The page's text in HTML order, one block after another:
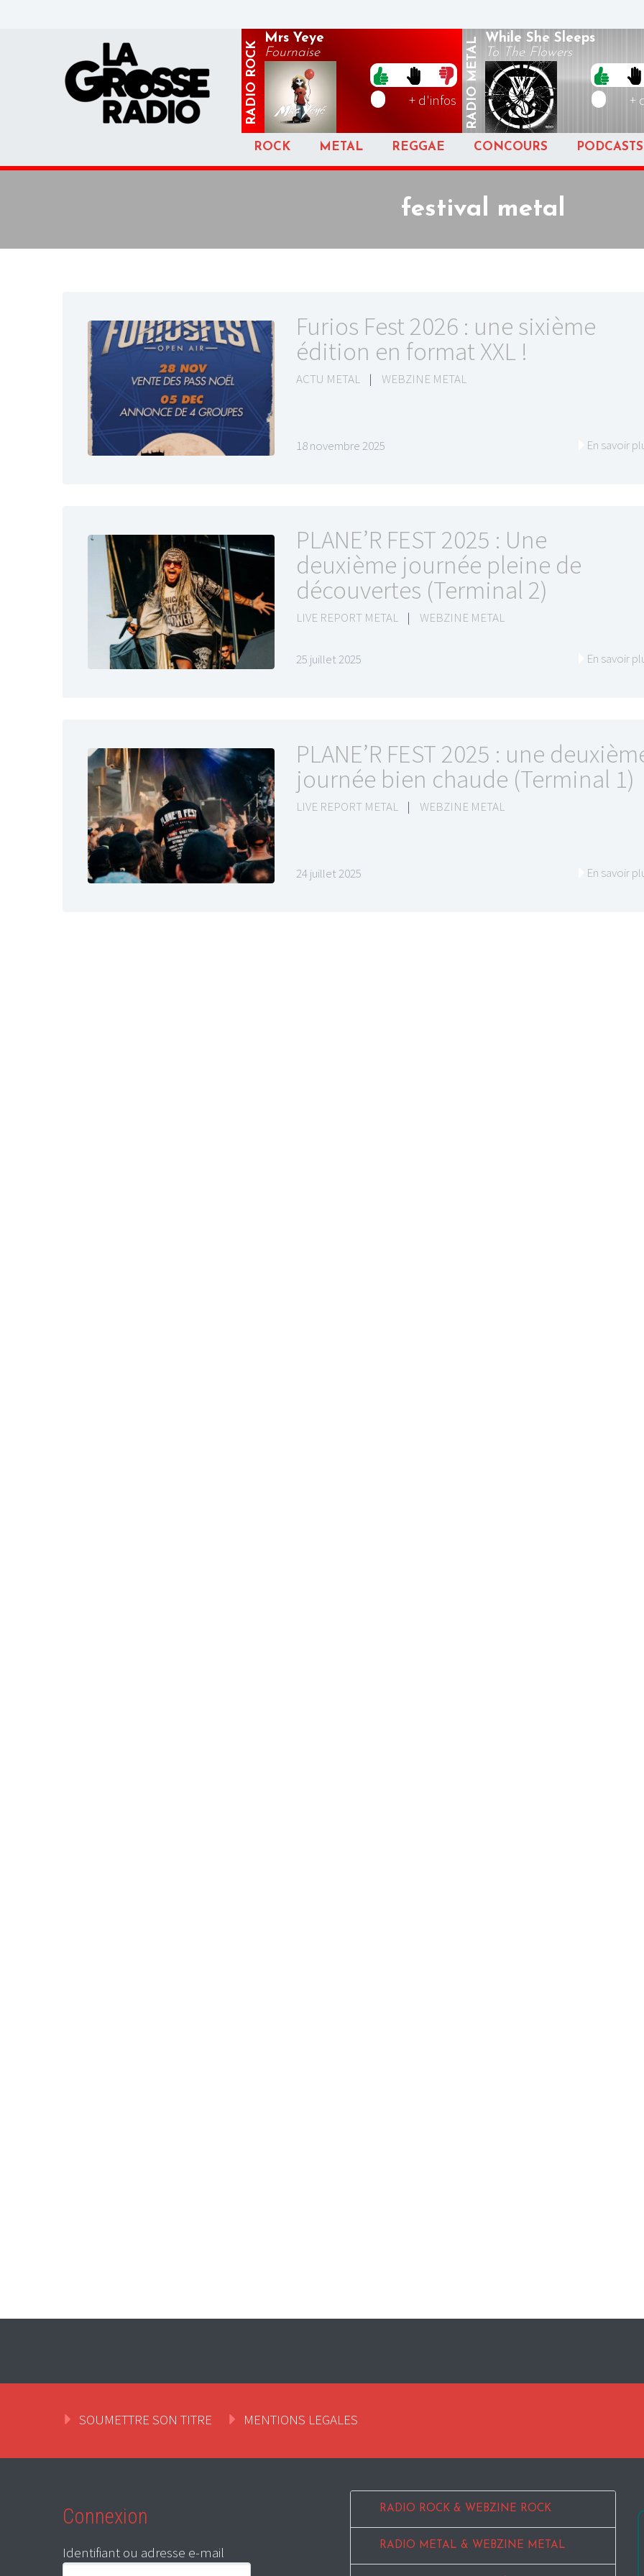
RADIO
ROCK
Mrs Yeye
Fournaise
+ d'infos RADIO
METAL While She Sleeps
To The Flowers
+
ROCK METAL REGGAE CONCOURS PODCASTS
festival metal
Furios Fest 2026 : une sixième
édition en format XXL !
ACTU METAL | WEBZINE METAL
18 novembre 2025 En savoir
PLANE’R FEST 2025 : Une
deuxième journée pleine de
découvertes (Terminal 2)
LIVE REPORT METAL | WEBZINE METAL
25 juillet 2025 En savoir
PLANE’R FEST 2025 : une
journée bien chaude (Terminal 1)
LIVE REPORT METAL | WEBZINE METAL
24 juillet 2025 En savoir
SOUMETTRE SON TITRE MENTIONS LEGALES
Connexion
Identifiant ou adresse e-mail
RADIO ROCK & WEBZINE ROCK
RADIO METAL & WEBZINE METAL